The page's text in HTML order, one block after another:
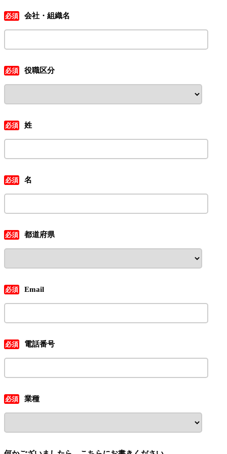
会社・組織名
役職区分
姓
名
都道府県
Email
電話番号
業種